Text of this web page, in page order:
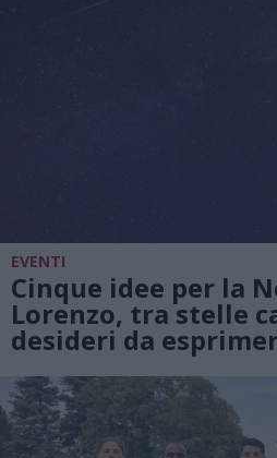
EVENTI
Cinque idee per la
Lorenzo, tra stelle
desideri da